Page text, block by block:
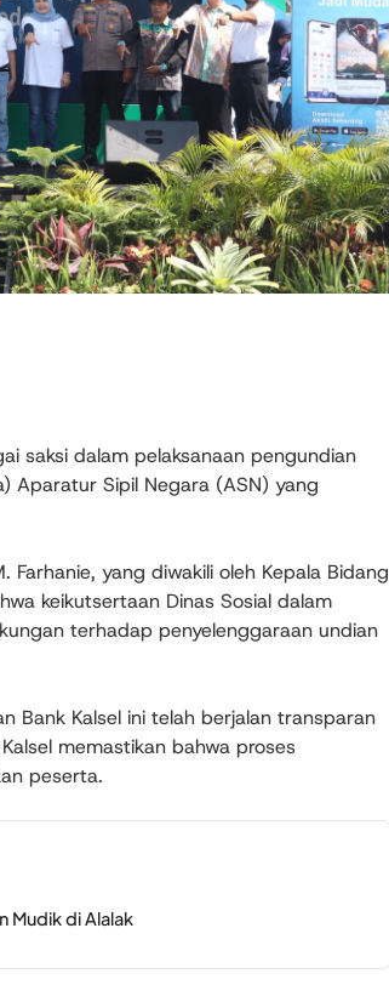
saksi dalam pelaksanaan pengundian
Aparatur Sipil Negara (ASN) yang
Farhanie, yang diwakili oleh Kepala Bidang
keikutsertaan Dinas Sosial dalam
terhadap penyelenggaraan undian
Bank Kalsel ini telah berjalan transparan
memastikan bahwa proses
peserta.
Mudik di Alalak